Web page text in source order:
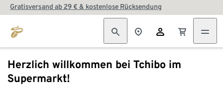
Gratisversand ab 29 € & kostenlose Rücksendung
Herzlich willkommen bei Tchibo im
Supermarkt!